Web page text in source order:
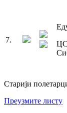
7.
ЦС
Старији
Преузмите листу